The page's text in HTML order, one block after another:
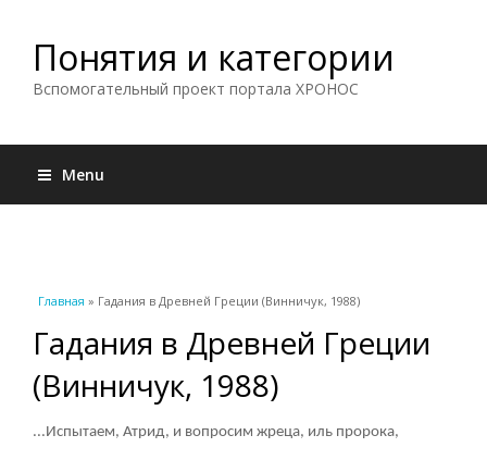
Понятия и категории
Вспомогательный проект портала ХРОНОС
Menu
Вы здесь
Главная » Гадания в Древней Греции (Винничук, 1988)
Гадания в Древней Греции
(Винничук, 1988)
...Испытаем, Атрид, и вопросим жреца, иль пророка,